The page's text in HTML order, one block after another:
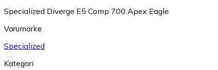
Specialized Diverge E5 Comp 700 Apex Eagle
Varumärke
Specialized
Kategori